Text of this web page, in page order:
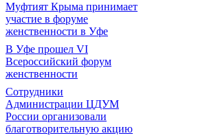
Муфтият Крыма принимает
участие в форуме
женственности в Уфе
В Уфе прошел VI
Всероссийский форум
женственности
Сотрудники
Администрации ЦДУМ
России организовали
благотворительную акцию